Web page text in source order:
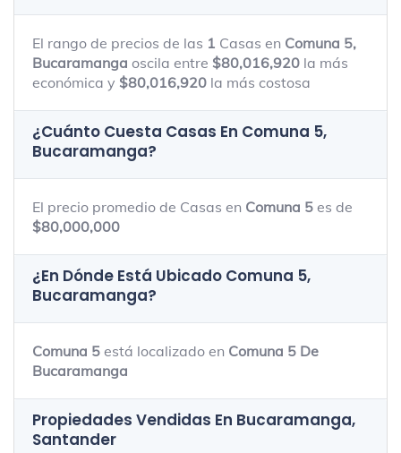
El rango de precios de las 1 Casas en Comuna 5,
Bucaramanga oscila entre $80,016,920 la más
económica y $80,016,920 la más costosa
¿Cuánto Cuesta Casas En Comuna 5,
Bucaramanga?
El precio promedio de Casas en Comuna 5 es de
$80,000,000
¿En Dónde Está Ubicado Comuna 5,
Bucaramanga?
Comuna 5 está localizado en Comuna 5 De
Bucaramanga
Propiedades Vendidas En Bucaramanga,
Santander